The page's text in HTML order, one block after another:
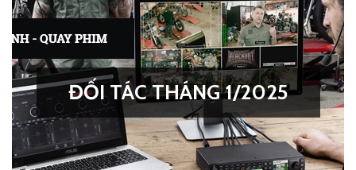
ĐỐI TÁC THÁNG 1/2025